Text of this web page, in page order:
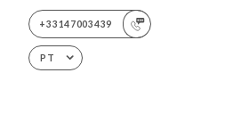
+33147003439
PT